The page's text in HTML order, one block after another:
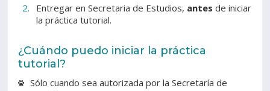
Entregar en Secretaria de Estudios, antes de iniciar
la práctica tutorial.
¿Cuándo puedo iniciar la práctica
tutorial?
Sólo cuando sea autorizada por la Secretaría de